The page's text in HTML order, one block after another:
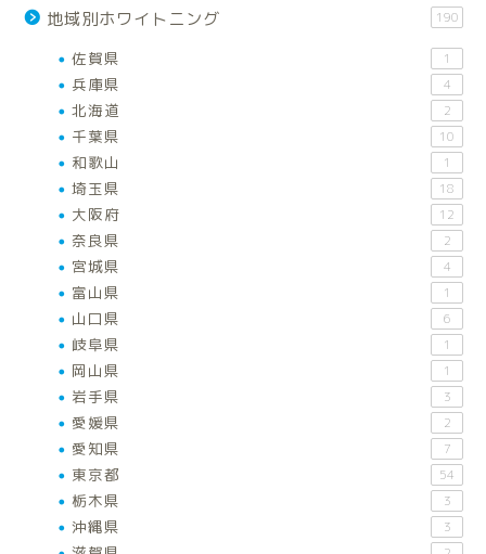
地域別ホワイトニング 190
佐賀県 1
兵庫県 4
北海道 2
千葉県 10
和歌山 1
埼玉県 18
大阪府 12
奈良県 2
宮城県 4
富山県 1
山口県 6
岐阜県 1
岡山県 1
岩手県 3
愛媛県 2
愛知県 7
東京都 54
栃木県 3
沖縄県 3